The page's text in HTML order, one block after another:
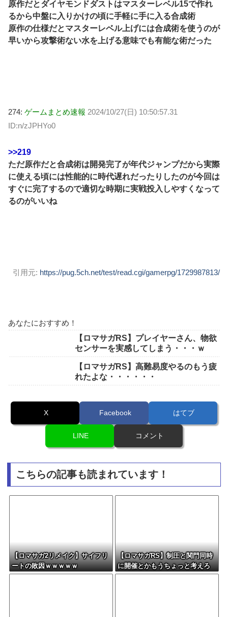
原作だとダイヤモンドダストはマスターレベル15で作れ
るから中盤に入りかけの頃に手軽に手に入る合成術
原作の仕様だとマスターレベル上げには合成術を使うのが
早いから攻撃術ない水を上げる意味でも有能な術だった
274: ゲームまとめ速報 2024/10/27(日) 10:50:57.31
ID:n/zJPHYo0
>>219
ただ原作だと合成術は開発完了が年代ジャンプだから実際
に使える頃には性能的に時代遅れだったりしたのが今回は
すぐに完了するので適切な時期に実戦投入しやすくなって
るのがいいね
引用元: https://pug.5ch.net/test/read.cgi/gamerpg/1729987813/
あなたにおすすめ！
【ロマサガRS】プレイヤーさん、物欲
センサーを実感してしまう・・・ｗ
【ロマサガRS】高難易度やるのもう疲
れたよな・・・・・・
X Facebook はてブ
LINE コメント
こちらの記事も読まれています！
【ロマサガ2リメイク】サイフリ
ートの敗因ｗｗｗｗｗ
【ロマサガRS】制圧と関門同時
に開催とかもうちょっと考えろ
よw